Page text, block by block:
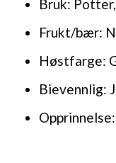
Bruk:
Frukt/bær:
Høstfarge:
Bievennlig: